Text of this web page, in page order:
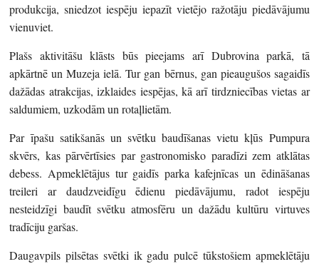
produkcija, sniedzot iespēju iepazīt vietējo ražotāju piedāvājumu
vienuviet.
Plašs aktivitāšu klāsts būs pieejams arī Dubrovina parkā, tā
apkārtnē un Muzeja ielā. Tur gan bērnus, gan pieaugušos sagaidīs
dažādas atrakcijas, izklaides iespējas, kā arī tirdzniecības vietas ar
saldumiem, uzkodām un rotaļlietām.
Par īpašu satikšanās un svētku baudīšanas vietu kļūs Pumpura
skvērs, kas pārvērtīsies par gastronomisko paradīzi zem atklātas
debess. Apmeklētājus tur gaidīs parka kafejnīcas un ēdināšanas
treileri ar daudzveidīgu ēdienu piedāvājumu, radot iespēju
nesteidzīgi baudīt svētku atmosfēru un dažādu kultūru virtuves
tradīciju garšas.
Daugavpils pilsētas svētki ik gadu pulcē tūkstošiem apmeklētāju